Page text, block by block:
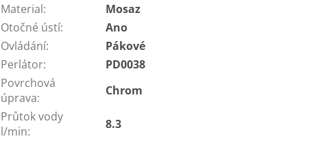
Material:
Mosaz
Otočné ústí:
Ano
Ovládání:
Pákové
Perlátor:
PD0038
Povrchová
úprava:
Chrom
Průtok vody
l/min:
8.3